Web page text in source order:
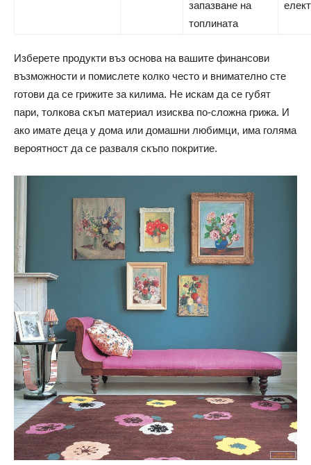
запазване на
топлината
Изберете продукти въз основа на вашите финансови
възможности и помислете колко често и внимателно сте
готови да се грижите за килима. Не искам да се губят
пари, толкова скъп материал изисква по-сложна грижа. И
ако имате деца у дома или домашни любимци, има голяма
вероятност да се разваля скъпо покритие.